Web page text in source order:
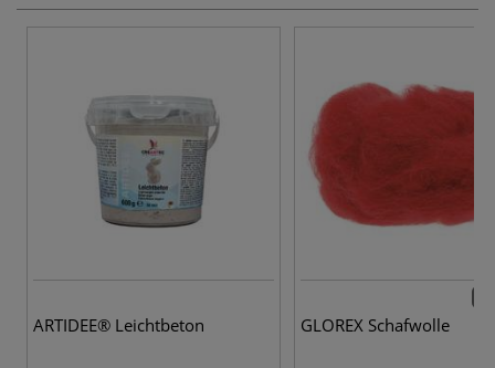
ARTIDEE® Leichtbeton GLOREX Schafwolle